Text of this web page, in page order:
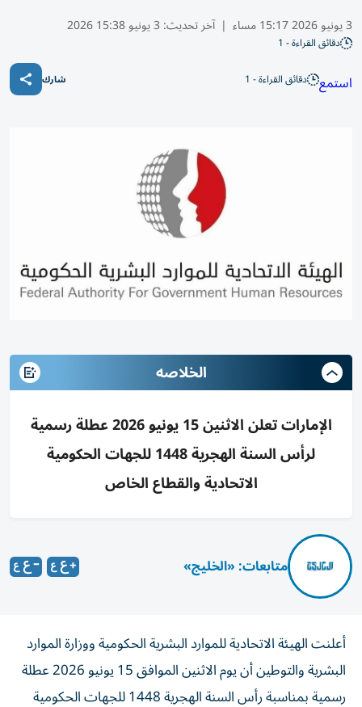
3 يونيو 2026 15:17 مساء | آخر تحديث: 3 يونيو 15:38 2026
دقائق القراءة - 1
استمع دقائق القراءة - 1 شارك
الخلاصه
الإمارات تعلن الاثنين 15 يونيو 2026 عطلة رسمية
لرأس السنة الهجرية 1448 للجهات الحكومية
الاتحادية والقطاع الخاص
متابعات: «الخليج»
أعلنت الهيئة الاتحادية للموارد البشرية الحكومية ووزارة الموارد
البشرية والتوطين أن يوم الاثنين الموافق 15 يونيو 2026 عطلة
رسمية بمناسبة رأس السنة الهجرية 1448 للجهات الحكومية